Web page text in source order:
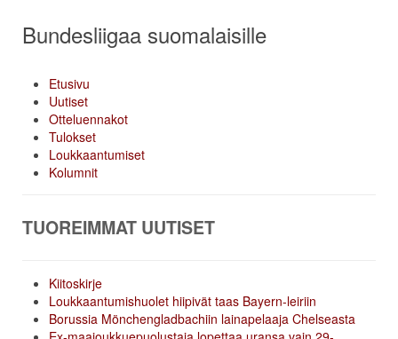
Bundesliigaa suomalaisille
Etusivu
Uutiset
Otteluennakot
Tulokset
Loukkaantumiset
Kolumnit
TUOREIMMAT UUTISET
Kiitoskirje
Loukkaantumishuolet hiipivät taas Bayern-leiriin
Borussia Mönchengladbachiin lainapelaaja Chelseasta